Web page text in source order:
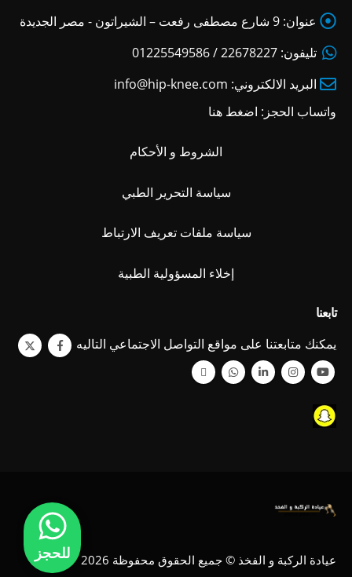
عنوان: 9 شارع مصطفى رفعت – الشيراتون - مصر الجديدة
تليفون: 22678227 / 01225549586
البريد الالكتروني: info@hip-knee.com
واتساب الحجز: اضغط هنا
الشروط و الأحكام
سياسة التحرير الطبي
سياسة ملفات تعريف الارتباط
إخلاء المسؤولية الطبية
تابعنا
يمكنك متابعتنا على مواقع التواصل الاجتماعي التاليه
عيادة الركبة و الفخذ © جميع الحقوق محفوظة 2026 للحجز